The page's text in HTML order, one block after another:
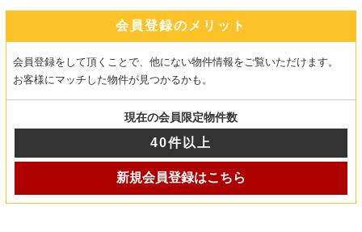
会員登録のメリット
会員登録をして頂くことで、他にない物件情報をご覧いただけます。
お客様にマッチした物件が見つかるかも。
現在の会員限定物件数
40件以上
新規会員登録はこちら